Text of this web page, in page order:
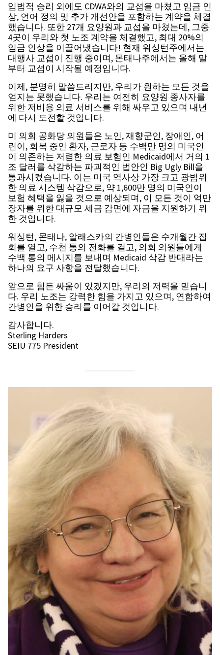
입법적 승리 외에도 CDWA와의 교섭을 마쳤고 임금 인
상, 언어 정의 및 추가 개선안을 포함하는 계약을 체결
했습니다. 또한 27개 요양원과 교섭을 마쳤는데, 그중
4곳이 우리와 첫 노조 계약을 체결했고, 최대 20%의
임금 인상을 이끌어냈습니다! 현재 워싱턴주에서는
대행사 교섭이 진행 중이며, 몬태나주에서는 올해 말
부터 교섭이 시작될 예정입니다.
이제, 분명히 말씀드리지만, 우리가 원하는 모든 것을
얻지는 못했습니다. 우리는 여전히 요양원 종사자를
위한 저비용 의료 서비스를 위해 싸우고 있으며 내년
에 다시 도전할 것입니다.
미 의회 공화당 의원들은 노인, 재향군인, 장애인, 어
린이, 회복 중인 환자, 근로자 등 수백만 명의 미국인
이 의존하는 저렴한 의료 보험인 Medicaid에서 거의 1
조 달러를 삭감하는 파괴적인 법안인 Big Ugly Bill을
통과시켰습니다. 이는 미국 역사상 가장 크고 광범위
한 의료 시스템 삭감으로, 약 1,600만 명의 미국인이
보험 혜택을 잃을 것으로 예상되며, 이 모든 것이 억만
장자를 위한 대규모 세금 감면에 자금을 지원하기 위
한 것입니다.
워싱턴, 몬태나, 알래스카의 간병인들은 수개월간 집
회를 열고, 수천 통의 전화를 걸고, 의회 의원들에게
수백 통의 메시지를 보내며 Medicaid 삭감 반대라는
하나의 요구 사항을 전달했습니다.
앞으로 힘든 싸움이 있겠지만, 우리의 저력을 믿습니
다. 우리 노조는 강력한 힘을 가지고 있으며, 연합하여
간병인을 위한 승리를 이어갈 것입니다.
감사합니다.
Sterling Harders
SEIU 775 President